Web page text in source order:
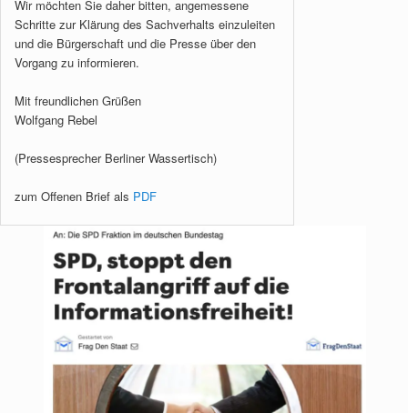
Wir möchten Sie daher bitten, angemessene
Schritte zur Klärung des Sachverhalts einzuleiten
und die Bürgerschaft und die Presse über den
Vorgang zu informieren.
Mit freundlichen Grüßen
Wolfgang Rebel
(Pressesprecher Berliner Wassertisch)
zum Offenen Brief als PDF